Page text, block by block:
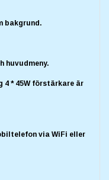
bakgrund.
huvudmeny.
* 45W förstärkare är
via WiFi eller